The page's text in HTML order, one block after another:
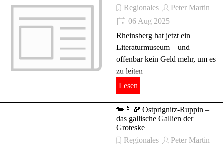
Regionales
Peter Martin
06 Aug 2025
Rheinsberg hat jetzt ein
Literaturmuseum – und
offenbar kein Geld mehr, um es
zu leiten
Lesen
🐄📵💸 Ostprignitz-Ruppin –
das gallische Gallien der
Groteske
Regionales
Peter Martin